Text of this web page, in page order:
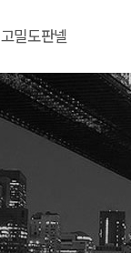
고밀도판넬